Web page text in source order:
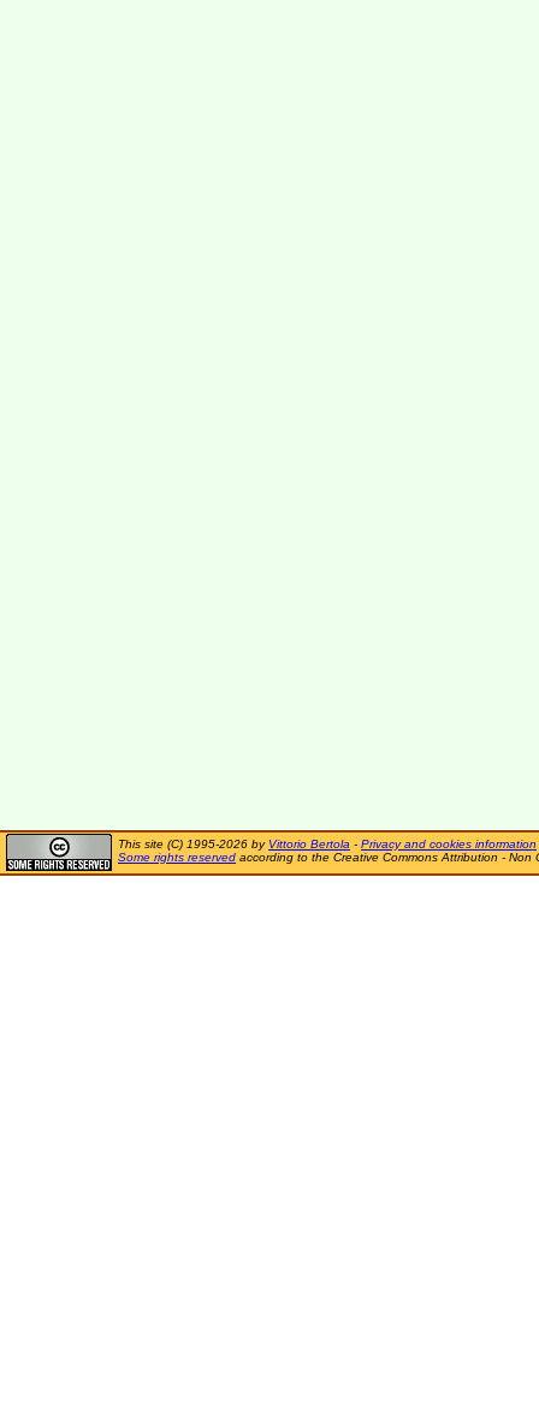
This site (C) 1995-2026 by Vittorio Bertola - Privacy and cookies information
Some rights reserved according to the Creative Commons Attribution - Non